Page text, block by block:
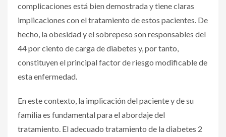
complicaciones está bien demostrada y tiene claras
implicaciones con el tratamiento de estos pacientes. De
hecho, la obesidad y el sobrepeso son responsables del
44 por ciento de carga de diabetes y, por tanto,
constituyen el principal factor de riesgo modificable de
esta enfermedad.
En este contexto, la implicación del paciente y de su
familia es fundamental para el abordaje del
tratamiento. El adecuado tratamiento de la diabetes 2